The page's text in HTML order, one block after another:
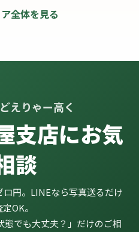
全体を見る
えりゃー高く
支店にお気
談
円。LINEなら写真送るだけ
OK。
態でも大丈夫？」だけのご相